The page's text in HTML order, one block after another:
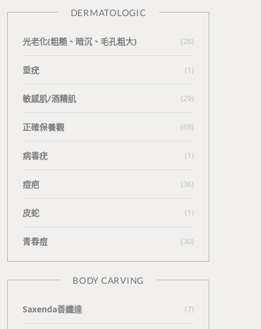
DERMATOLOGIC
光老化(粗糙、暗沉、毛孔粗大) (26)
垂疣 (1)
敏感肌/酒糟肌 (29)
正確保養觀 (68)
病毒疣 (1)
痘疤 (36)
皮蛇 (1)
青春痘 (30)
BODY CARVING
Saxenda善纖達 (7)